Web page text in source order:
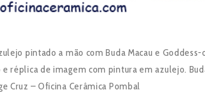
pintado a mão com Buda Macau e
e réplica de imagem com pintura em azulejo.
Cruz – Oficina Cerâmica Pombal